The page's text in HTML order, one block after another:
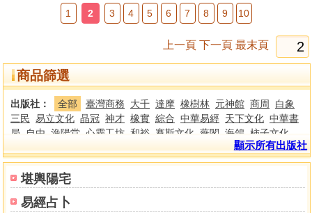
堪輿陽宅
易經占卜
1 2 3 4 5 6 7 8 9 10
上一頁 下一頁 最末頁
商品篩選
出版社： 全部 臺灣商務 大千 達摩 橡樹林 元神館 商周
白象
三民 易立文化 晶冠 神才 橡實 綜合 中華易經 天下文化 中華書
局
自由 漁陽堂 心靈工坊 和裕 賽斯文化 薇閣 海鴿 柿子文化
趙聞起 廣文 布克
文化 西北國際 世界書局 世峰 李煌棋 今周刊 日誠書局 奇幻基
地
萬象藏真文化
采 天地鏡文教 明德 零極限文化 八方 春山出版 聯經出版公司
校園書房 浪潮文化
顯示所有出版社